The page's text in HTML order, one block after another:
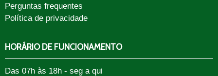
Perguntas frequentes
Política de privacidade
HORÁRIO DE FUNCIONAMENTO
Das 07h às 18h - seg a qui